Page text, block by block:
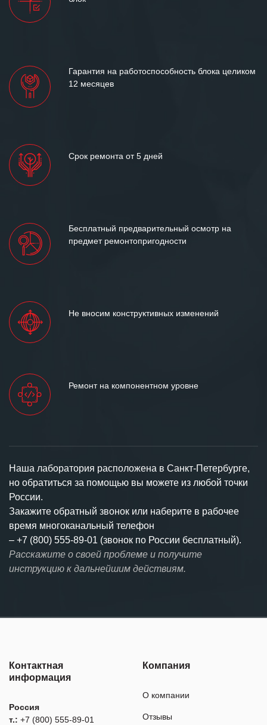
Гарантия на работоспособность блока целиком
12 месяцев
Срок ремонта от 5 дней
Бесплатный предварительный осмотр на
предмет ремонтопригодности
Не вносим конструктивных изменений
Ремонт на компонентном уровне
Наша лаборатория расположена в Санкт-Петербурге,
но обратиться за помощью вы можете из любой точки
России.
Закажите обратный звонок или наберите в рабочее
время многоканальный телефон
– +7 (800) 555-89-01 (звонок по России бесплатный).
Расскажите о своей проблеме и получите
инструкцию к дальнейшим действиям.
Контактная
информация
Россия
т.: +7 (800) 555-89-01
Компания
О компании
Отзывы